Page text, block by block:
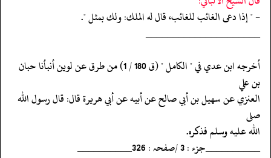
- " إذا دعى الغائب للغائب، قال له الملك: ولك بمثل ".
‏‏‏‏_____________________
‏‏‏‏أخرجه ابن عدي في " الكامل " (ق 180 / 1) من طرق عن لوين أنبأنا حبان
بن علي
‏‏‏‏العنزي عن سهيل بن أبي صالح عن أبيه عن أبي هريرة قال: قال رسول الله
صلى
‏‏‏‏الله عليه وسلم فذكره.
‏‏‏‏__________جزء : 3 /صفحہ : 326__________